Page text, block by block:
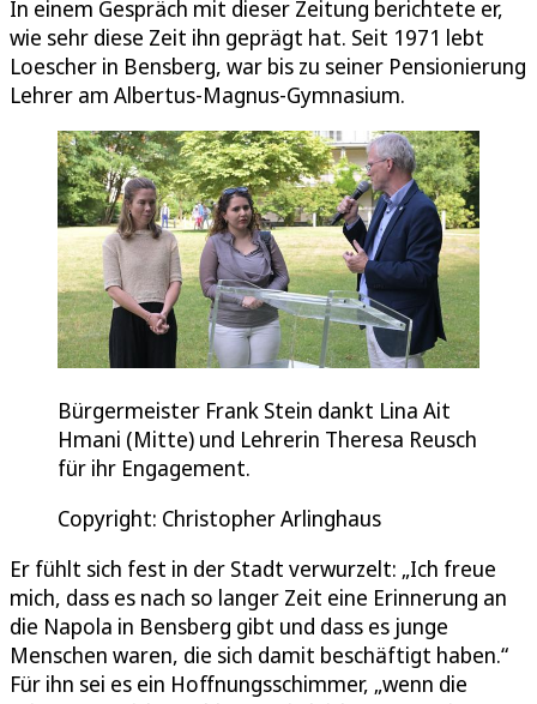
In einem Gespräch mit dieser Zeitung berichtete er,
wie sehr diese Zeit ihn geprägt hat. Seit 1971 lebt
Loescher in Bensberg, war bis zu seiner Pensionierung
Lehrer am Albertus-Magnus-Gymnasium.
Bürgermeister Frank Stein dankt Lina Ait
Hmani (Mitte) und Lehrerin Theresa Reusch
für ihr Engagement.
Copyright: Christopher Arlinghaus
Er fühlt sich fest in der Stadt verwurzelt: „Ich freue
mich, dass es nach so langer Zeit eine Erinnerung an
die Napola in Bensberg gibt und dass es junge
Menschen waren, die sich damit beschäftigt haben.“
Für ihn sei es ein Hoffnungsschimmer, „wenn die